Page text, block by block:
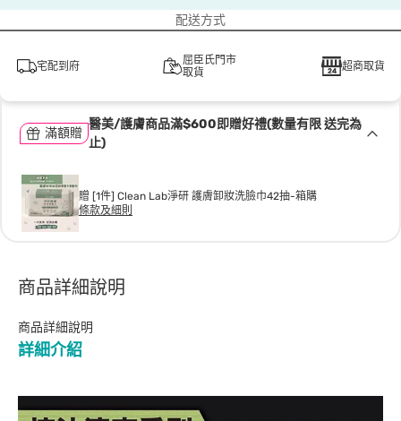
配送方式
宅配到府
屈臣氏門市
取貨
超商取貨
滿額贈
醫美/護膚商品滿$600即贈好禮(數量有限 送完為
止)
贈 [1件] Clean Lab淨研 護膚卸妝洗臉巾42抽-箱購
條款及細則
商品詳細說明
商品詳細說明
詳細介紹